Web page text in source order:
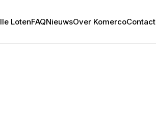
LotenFAQNieuwsOver KomercoContact